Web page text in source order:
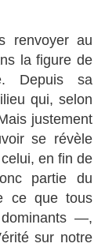
renvoyer au
la figure de
Depuis sa
qui, selon
justement
se révèle
en fin de
partie du
ce que tous
—,
sur notre